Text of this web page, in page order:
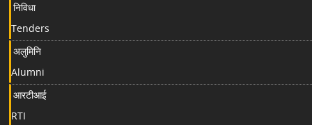
निविधा
Tenders
अलुमिनि
Alumni
आरटीआई
RTI